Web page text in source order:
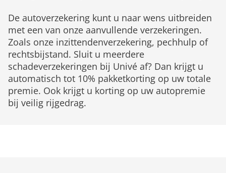
De autoverzekering kunt u naar wens uitbreiden
met een van onze aanvullende verzekeringen.
Zoals onze inzittendenverzekering, pechhulp of
rechtsbijstand. Sluit u meerdere
schadeverzekeringen bij Univé af? Dan krijgt u
automatisch tot 10% pakketkorting op uw totale
premie. Ook krijgt u korting op uw autopremie
bij veilig rijgedrag.